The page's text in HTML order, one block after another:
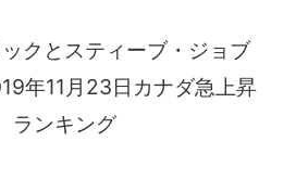
クとスティーブ・ジョブ
年11月23日カナダ急上昇
ランキング